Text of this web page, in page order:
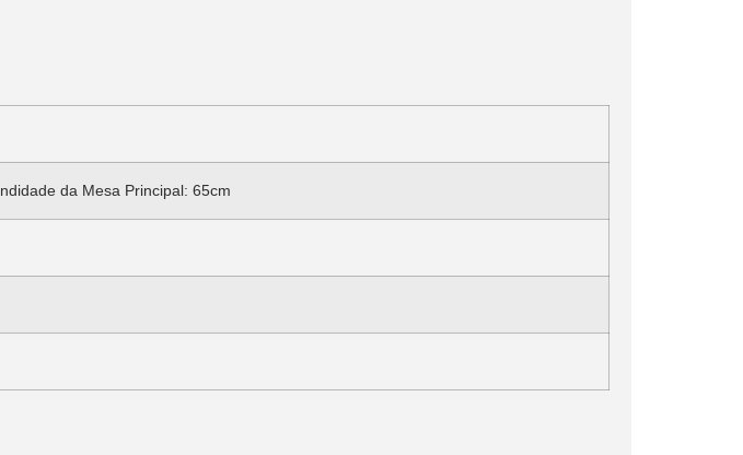
da Mesa Principal: 65cm